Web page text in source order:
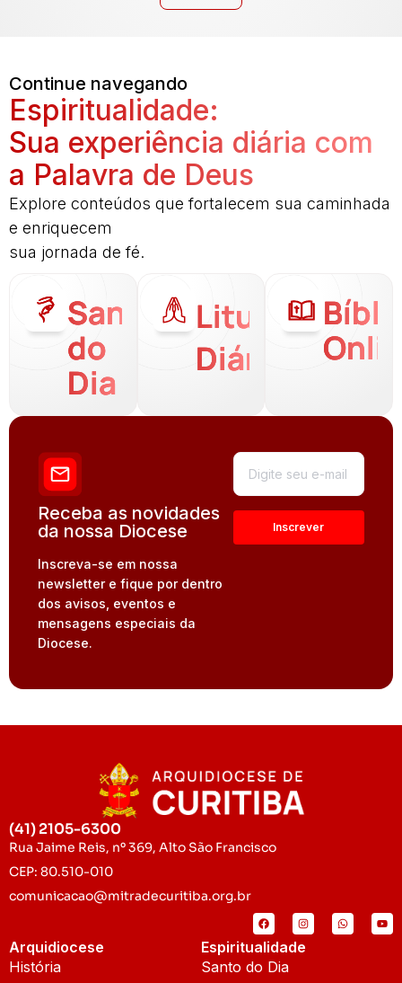
Continue navegando
Espiritualidade:
Sua experiência diária com
a Palavra de Deus
Explore conteúdos que fortalecem sua caminhada
e enriquecem
sua jornada de fé.
Santo
do
Dia
Liturgia
Diária
Receba as novidades
da nossa Diocese
Inscreva-se em nossa
newsletter e fique por dentro
dos avisos, eventos e
mensagens especiais da
Diocese.
(41) 2105-6300
Rua Jaime Reis, nº 369, Alto São Francisco
CEP: 80.510-010
comunicacao@mitradecuritiba.org.br
Arquidiocese
História
Espiritualidade
Santo do Dia